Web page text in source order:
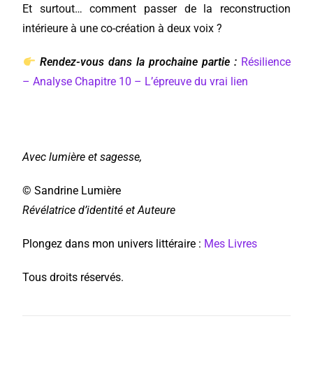
Et surtout… comment passer de la reconstruction
intérieure à une co-création à deux voix ?
Rendez-vous dans la prochaine partie : Résilience
– Analyse Chapitre 10 – L’épreuve du vrai lien
Avec lumière et sagesse,
© Sandrine Lumière
Révélatrice d’identité et Auteure
Plongez dans mon univers littéraire : Mes Livres
Tous droits réservés.